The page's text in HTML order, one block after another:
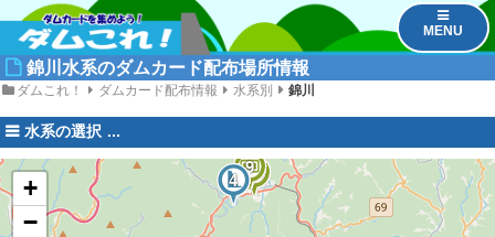
MENU
錦川水系のダムカード配布場所情報
ダムこれ！ ダムカード配布情報 水系別 錦川
水系の選択
10
9
4
+
−